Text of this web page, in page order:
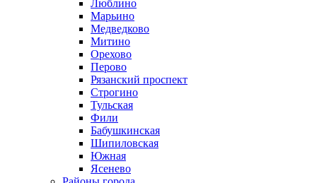
Люблино
Марьино
Медведково
Митино
Орехово
Перово
Рязанский проспект
Строгино
Тульская
Фили
Бабушкинская
Шипиловская
Южная
Ясенево